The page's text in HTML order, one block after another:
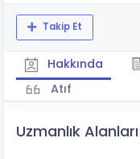
Takip Et
Hakkında
Atıf
Uzmanlık Alanları